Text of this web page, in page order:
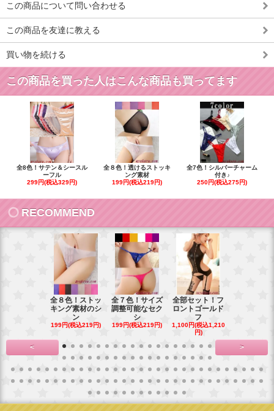
この商品について問い合わせる
この商品を友達に教える
買い物を続ける
この商品を買った人はこんな商品も買ってます
全8色！サテン＆シースル
ーフル
299円(税込329円)
全８色！透けるストッキ
ング素材
199円(税込219円)
全7色！シルバーチャーム
付き♪
250円(税込275円)
RECOMMEND
全８色！ストッ
キング素材のシ
ン
199円(税込219円)
全７色！サイズ
調整可能なセク
シ
199円(税込219円)
全部セット！フ
ロントゴールド
フ
1,100円(税込1,210
円)
< >